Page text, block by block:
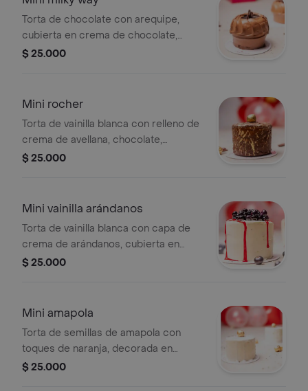
Torta de chocolate con arequipe,
cubierta en crema de chocolate,
tamaño de 1 a 2 porciones.
$ 25.000
Mini rocher
Torta de vainilla blanca con relleno de
crema de avellana, chocolate,
cubierta en crocante de chocolate,
$ 25.000
Mini vainilla arándanos
Torta de vainilla blanca con capa de
crema de arándanos, cubierta en
crema y arándanos en salsa, tamaño
$ 25.000
Mini amapola
Torta de semillas de amapola con
toques de naranja, decorada en
crema de frutos amarillos, tamaño de
$ 25.000